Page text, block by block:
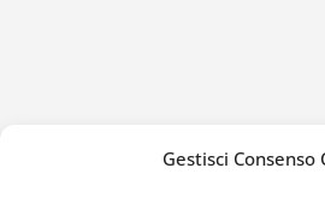
Gestisci Consenso